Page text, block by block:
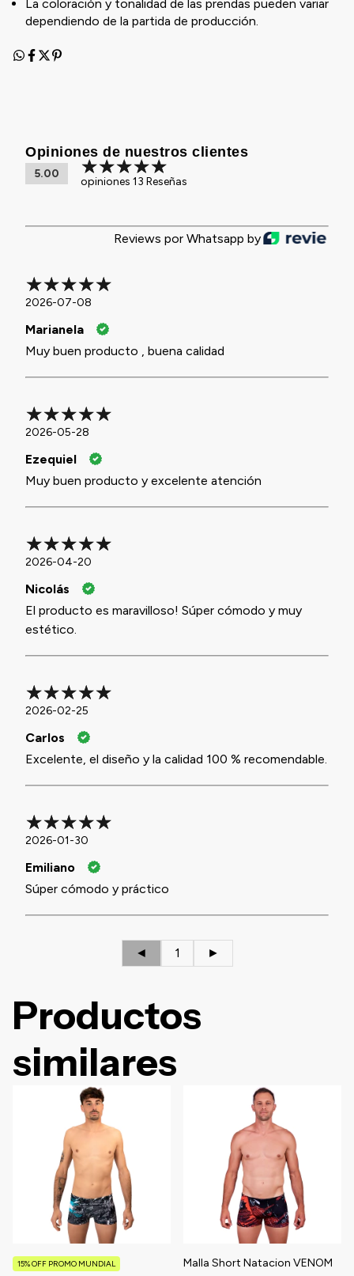
La coloración y tonalidad de las prendas pueden variar
dependiendo de la partida de producción.
Opiniones de nuestros clientes
5.00
opiniones 13 Reseñas
Reviews por Whatsapp by
2026-07-08
Marianela
Muy buen producto , buena calidad
2026-05-28
Ezequiel
Muy buen producto y excelente atención
2026-04-20
Nicolás
El producto es maravilloso! Súper cómodo y muy
estético.
2026-02-25
Carlos
Excelente, el diseño y la calidad 100 % recomendable.
2026-01-30
Emiliano
Súper cómodo y práctico
◄ 1 ►
Productos
similares
15% OFF PROMO MUNDIAL Malla Short Natacion VENOM